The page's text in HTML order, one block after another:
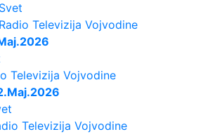
DJ zvezde stižu u Sarajevo
Maximus: Fedde...
36. akcija "Crveno-bela
je ukupno 307 ...
"Želim u finale"
Televizija Vojvodine
Televizija Vojvodine
Televizija Vojvodine